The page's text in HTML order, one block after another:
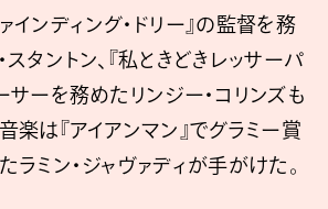
インディング・ドリー』の監督を務
スタントン、『私ときどきレッサーパ
サーを務めたリンジー・コリンズも
楽は『アイアンマン』でグラミー賞
ラミン・ジャヴァディが手がけた。